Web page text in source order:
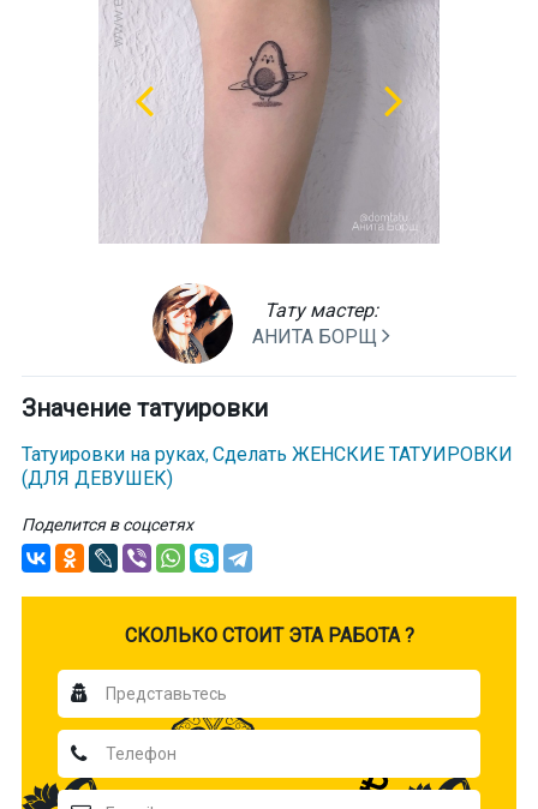
Тату мастер:
АНИТА БОРЩ
Значение татуировки
Татуировки на руках, Сделать ЖЕНСКИЕ ТАТУИРОВКИ
(ДЛЯ ДЕВУШЕК)
Поделится в соцсетях
CКОЛЬКО СТОИТ ЭТА РАБОТА ?